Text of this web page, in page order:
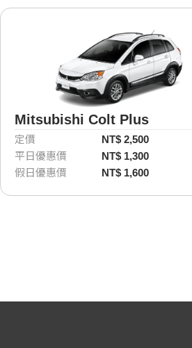
Mitsubishi Colt Plus
定價
NT$ 2,500
平日優惠價
NT$ 1,300
假日優惠價
NT$ 1,600